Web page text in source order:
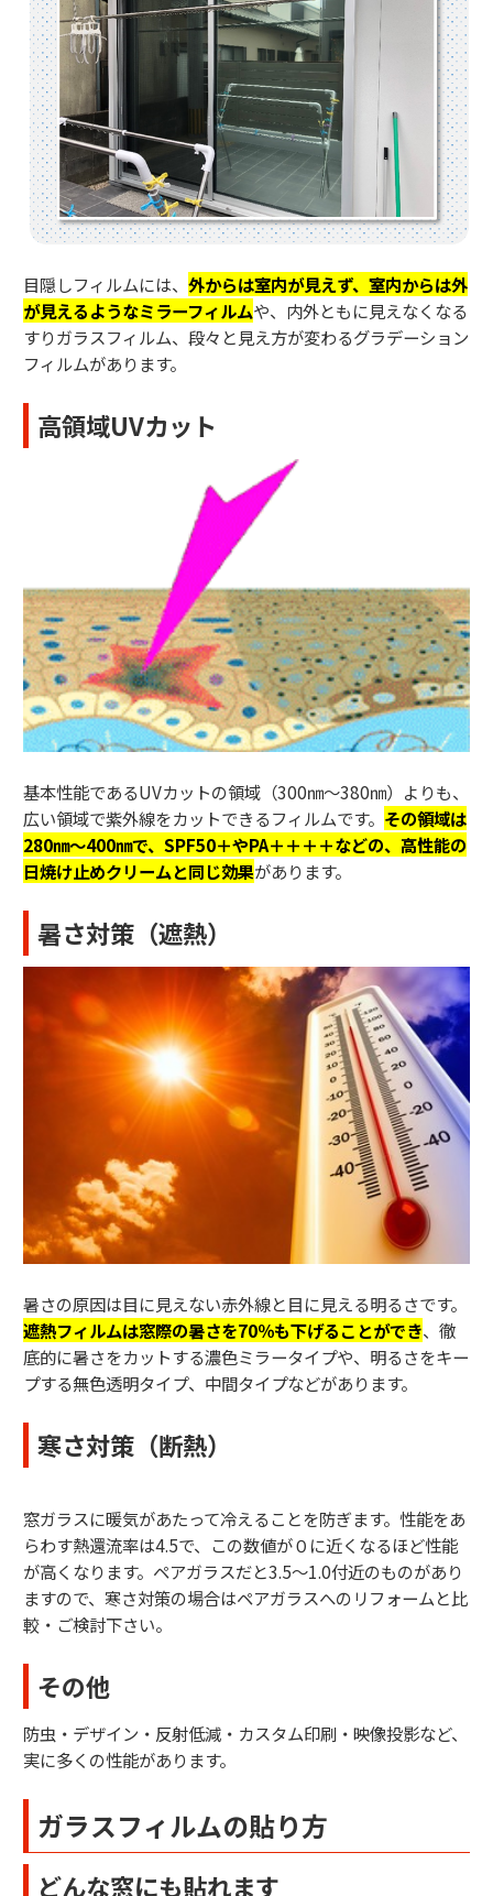
目隠しフィルムには、 外からは室内が見えず、室内からは外
が見えるようなミラーフィルムや、内外ともに見えなくなる
すりガラスフィルム、段々と見え方が変わるグラデーション
フィルムがあります。
高領域UVカット
基本性能であるUVカットの領域（300㎚～380㎚）よりも、
広い領域で紫外線をカットできるフィルムです。 その領域は
280㎚～400㎚で、SPF50＋やPA＋＋＋＋などの、高性能の
日焼け止めクリームと同じ効果があります。
暑さ対策（遮熱）
暑さの原因は目に見えない赤外線と目に見える明るさです。
遮熱フィルムは窓際の暑さを70％も下げることができ、徹
底的に暑さをカットする濃色ミラータイプや、明るさをキー
プする無色透明タイプ、中間タイプなどがあります。
寒さ対策（断熱）
窓ガラスに暖気があたって冷えることを防ぎます。性能をあ
らわす熱還流率は4.5で、この数値が０に近くなるほど性能
が高くなります。ペアガラスだと3.5～1.0付近のものがあり
ますので、寒さ対策の場合はペアガラスへのリフォームと比
較・ご検討下さい。
その他
防虫・デザイン・反射低減・カスタム印刷・映像投影など、
実に多くの性能があります。
ガラスフィルムの貼り方
どんな窓にも貼れます